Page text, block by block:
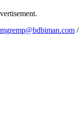
mgremp@bdbiman.com /